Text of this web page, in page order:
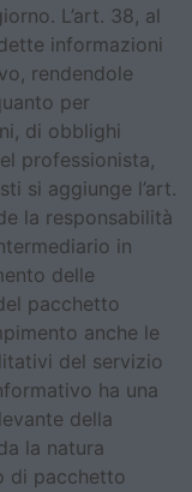
L’art. 38, al
informazioni
rendendole
per
di obblighi
professionista,
si aggiunge l’art.
la responsabilità
in
delle
pacchetto
anche le
del servizio
ha una
della
la natura
di pacchetto